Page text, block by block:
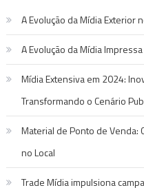
A Evolução da Mídia Exterior
A Evolução da Mídia
Mídia Extensiva em 2024:
Transformando o Cenário
Material de Ponto de Venda:
no Local
Trade Mídia impulsiona